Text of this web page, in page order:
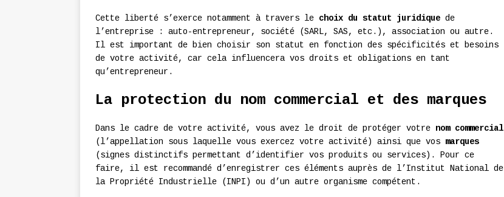
Cette liberté s’exerce notamment à travers le choix du statut juridique de
l’entreprise : auto-entrepreneur, société (SARL, SAS, etc.), association ou autre.
Il est important de bien choisir son statut en fonction des spécificités et besoins
de votre activité, car cela influencera vos droits et obligations en tant
qu’entrepreneur.
La protection du nom commercial et des marques
Dans le cadre de votre activité, vous avez le droit de protéger votre nom commercial
(l’appellation sous laquelle vous exercez votre activité) ainsi que vos marques
(signes distinctifs permettant d’identifier vos produits ou services). Pour ce
faire, il est recommandé d’enregistrer ces éléments auprès de l’Institut National de
la Propriété Industrielle (INPI) ou d’un autre organisme compétent.